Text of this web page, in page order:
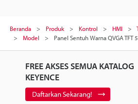
Beranda Produk Kontrol HMI
Model
Panel Sentuh Warna QVGA TFT
FREE AKSES SEMUA KATALOG
KEYENCE
Daftarkan Sekarang!